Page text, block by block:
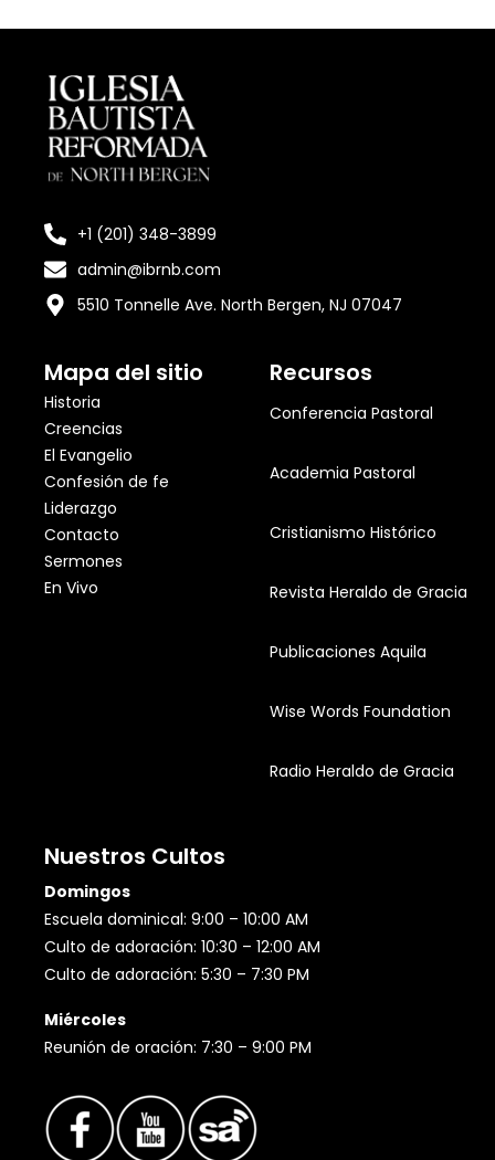
+1 (201) 348-3899
admin@ibrnb.com
5510 Tonnelle Ave. North Bergen, NJ 07047
Mapa del sitio
Historia
Creencias
El Evangelio
Confesión de fe
Liderazgo
Contacto
Sermones
En Vivo
Recursos
Conferencia Pastoral
Academia Pastoral
Cristianismo Histórico
Revista Heraldo de Gracia
Publicaciones Aquila
Wise Words Foundation
Radio Heraldo de Gracia
Nuestros Cultos
Domingos
Escuela dominical: 9:00 – 10:00 AM
Culto de adoración: 10:30 – 12:00 AM
Culto de adoración: 5:30 – 7:30 PM
Miércoles
Reunión de oración: 7:30 – 9:00 PM